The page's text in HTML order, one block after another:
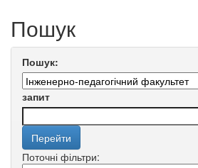
Пошук
Пошук:
запит
Поточні фільтри: